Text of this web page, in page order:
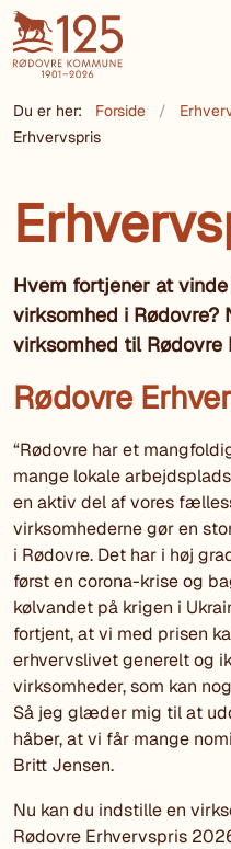
Du er her: Forside
Erhvervspris
Hvem fortjener at
virksomhed i Rødovre?
virksomhed til Rødovre
Rødovre
“Rødovre har et
mange lokale
en aktiv del af vores
virksomhederne gør en
i Rødovre. Det har i høj
først en corona-krise og
kølvandet på krigen i
fortjent, at vi med prisen
erhvervslivet generelt og
virksomheder, som kan
Så jeg glæder mig til at
håber, at vi får mange
Britt Jensen.
Nu kan du indstille en
Rødovre Erhvervspris